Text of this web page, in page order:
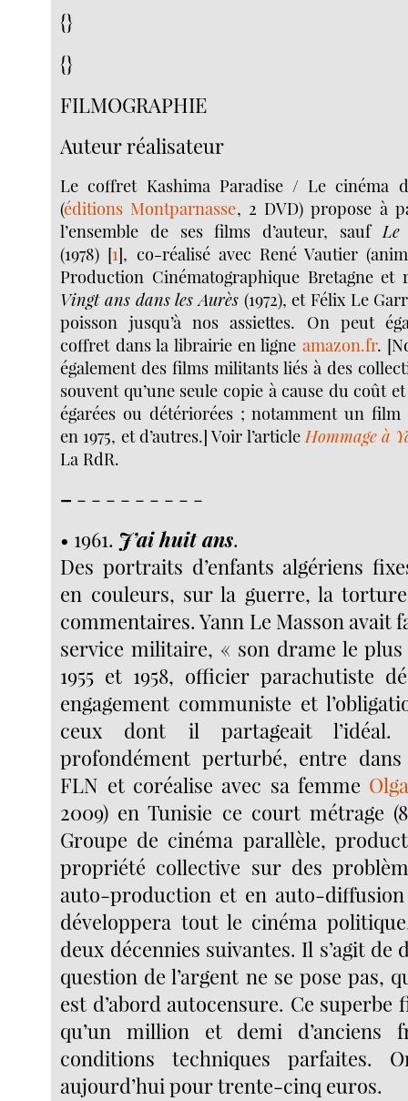
{}
{}
FILMOGRAPHIE
Auteur réalisateur
Le coffret Kashima Paradise / Le cinéma
(éditions Montparnasse, 2 DVD) propose à
l’ensemble de ses films d’auteur, saufLe
(1978) [1], co-réalisé avec René Vautier
Production Cinématographique Bretagne
Vingt ans dans les Aurès(1972), et Félix Le
poisson jusqu’à nos assiettes. On peut
coffret dans la librairie en ligne amazon.fr.
également des films militants liés à des
souvent qu’une seule copie à cause du coût
égarées ou détériorées ; notamment un
en 1975, et d’autres.] Voir l’articleHommage à
La RdR.
– - - - - - - - - -
• 1961. J’ai huit ans.
Des portraits d’enfants algériens
en couleurs, sur la guerre, la
commentaires. Yann Le Masson avait
service militaire, « son drame le
1955 et 1958, officier parachutiste
engagement communiste et
ceux dont il partageait
profondément perturbé, entre dans
FLN et coréalise avec sa femme
2009) en Tunisie ce court métrage
Groupe de cinéma parallèle,
propriété collective sur des
auto-production et en auto-
développera tout le cinéma
deux décennies suivantes. Il s’agit de
question de l’argent ne se pose pas,
est d’abord autocensure. Ce superbe
qu’un million et demi d’anciens
conditions techniques parfaites.
aujourd’hui pour trente-cinq euros.